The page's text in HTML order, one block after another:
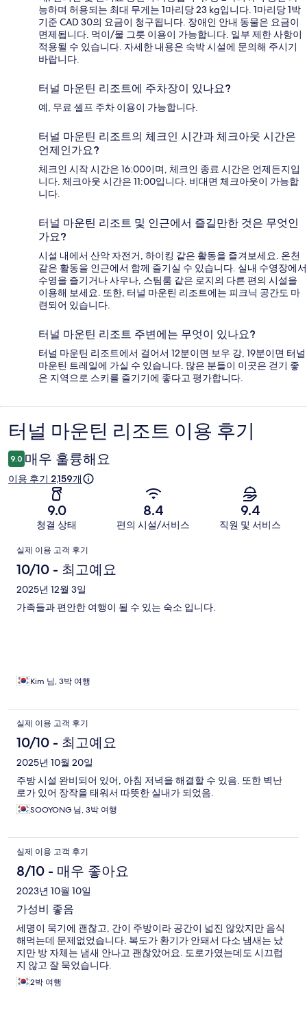
능하며 허용되는 최대 무게는 1마리당 23 kg입니다. 1마리당 1박
기준 CAD 30의 요금이 청구됩니다. 장애인 안내 동물은 요금이
면제됩니다. 먹이/물 그릇 이용이 가능합니다. 일부 제한 사항이
적용될 수 있습니다. 자세한 내용은 숙박 시설에 문의해 주시기
바랍니다.
터널 마운틴 리조트에 주차장이 있나요?
예, 무료 셀프 주차 이용이 가능합니다.
터널 마운틴 리조트의 체크인 시간과 체크아웃 시간은
언제인가요?
체크인 시작 시간은 16:00이며, 체크인 종료 시간은 언제든지입
니다. 체크아웃 시간은 11:00입니다. 비대면 체크아웃이 가능합
니다.
터널 마운틴 리조트 및 인근에서 즐길만한 것은 무엇인
가요?
시설 내에서 산악 자전거, 하이킹 같은 활동을 즐겨보세요. 온천
같은 활동을 인근에서 함께 즐기실 수 있습니다. 실내 수영장에서
수영을 즐기거나 사우나, 스팀룸 같은 로지의 다른 편의 시설을
이용해 보세요. 또한, 터널 마운틴 리조트에는 피크닉 공간도 마
련되어 있습니다.
터널 마운틴 리조트 주변에는 무엇이 있나요?
터널 마운틴 리조트에서 걸어서 12분이면 보우 강, 19분이면 터널
마운틴 트레일에 가실 수 있습니다. 많은 분들이 이곳은 걷기 좋
은 지역으로 스키를 즐기기에 좋다고 평가합니다.
이
용
후
터널 마운틴 리조트 이용 후기
9.0 매우 훌륭해요
이용 후기 2,159개
9.0
청결 상태
8.4
편의 시설/서비스
9.4
직원 및 서비스
이
용
후
기
실제 이용 고객 후기
10/10 - 최고예요
2025년 12월 3일
가족들과 편안한 여행이 될 수 있는 숙소 입니다.
Kim 님, 3박 여행
실제 이용 고객 후기
10/10 - 최고예요
2025년 10월 20일
주방 시설 완비되어 있어, 아침 저녁을 해결할 수 있음. 또한 벽난
로가 있어 장작을 태워서 따뜻한 실내가 되었음.
SOOYONG 님, 3박 여행
실제 이용 고객 후기
8/10 - 매우 좋아요
2023년 10월 10일
가성비 좋음
세명이 묵기에 괜찮고, 간이 주방이라 공간이 넓진 않았지만 음식
해먹는데 문제없었습니다. 복도가 환기가 안돼서 다소 냄새는 났
지만 방 자체는 냄새 안나고 괜찮았어요. 도로가였는데도 시끄럽
지 않고 잘 묵었습니다.
2박 여행